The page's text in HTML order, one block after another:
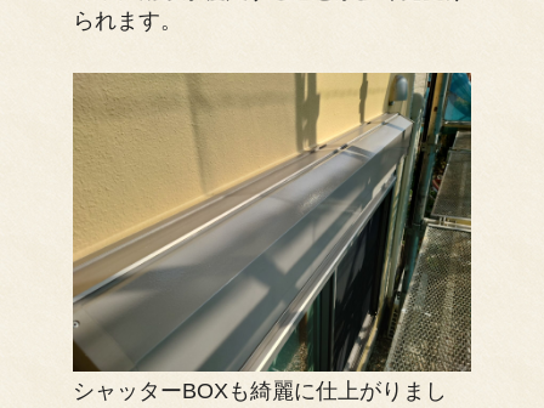
られます。
シャッターBOXも綺麗に仕上がりまし